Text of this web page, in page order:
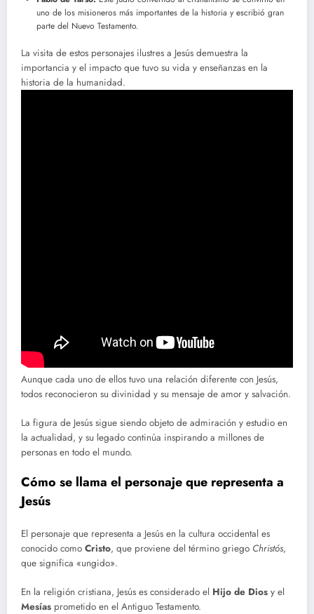
uno de los misioneros más importantes de la historia y escribió gran
parte del Nuevo Testamento.
La visita de estos personajes ilustres a Jesús demuestra la
importancia y el impacto que tuvo su vida y enseñanzas en la
historia de la humanidad.
Aunque cada uno de ellos tuvo una relación diferente con Jesús,
todos reconocieron su divinidad y su mensaje de amor y salvación.
La figura de Jesús sigue siendo objeto de admiración y estudio en
la actualidad, y su legado continúa inspirando a millones de
personas en todo el mundo.
Cómo se llama el personaje que representa a
Jesús
El personaje que representa a Jesús en la cultura occidental es
conocido como Cristo, que proviene del término griego Christós,
que significa «ungido».
En la religión cristiana, Jesús es considerado el Hijo de Dios y el
Mesías prometido en el Antiguo Testamento.